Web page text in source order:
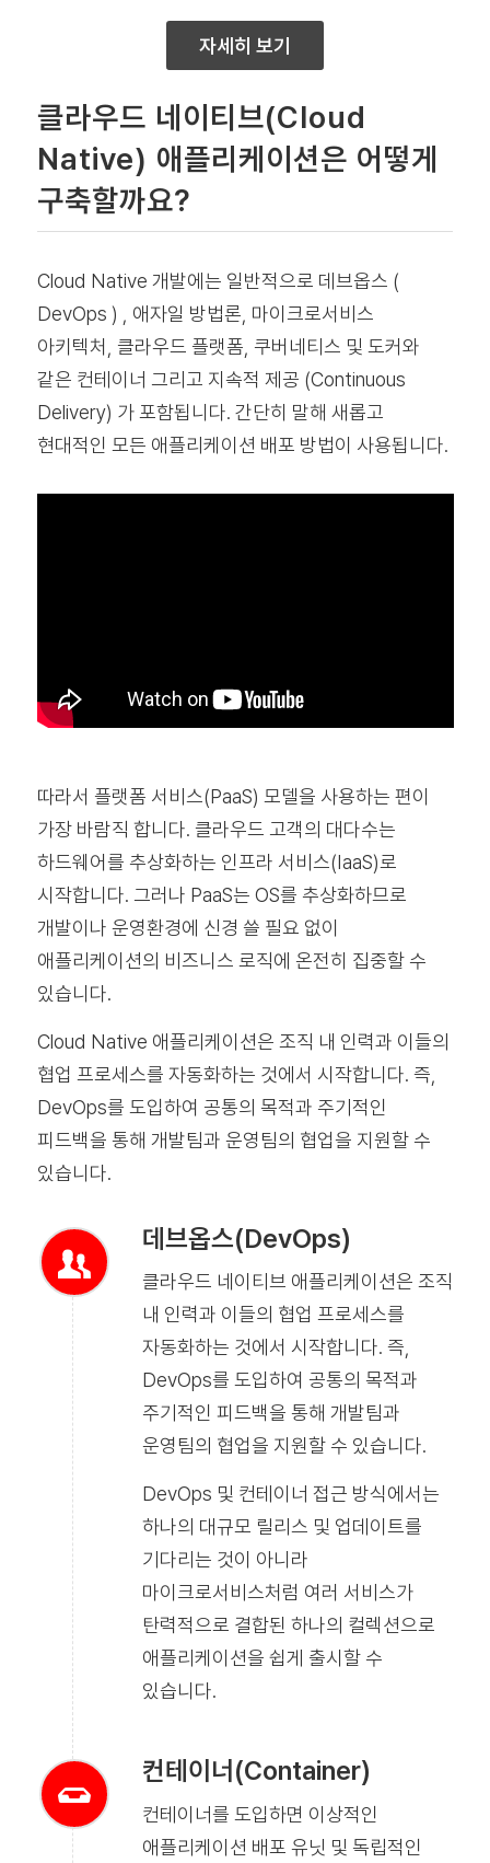
자세히 보기
클라우드 네이티브(Cloud
Native) 애플리케이션은 어떻게
구축할까요?
Cloud Native 개발에는 일반적으로 데브옵스 (
DevOps ) , 애자일 방법론, 마이크로서비스
아키텍처, 클라우드 플랫폼, 쿠버네티스 및 도커와
같은 컨테이너 그리고 지속적 제공 (Continuous
Delivery) 가 포함됩니다. 간단히 말해 새롭고
현대적인 모든 애플리케이션 배포 방법이 사용됩니다.
따라서 플랫폼 서비스(PaaS) 모델을 사용하는 편이
가장 바람직 합니다. 클라우드 고객의 대다수는
하드웨어를 추상화하는 인프라 서비스(IaaS)로
시작합니다. 그러나 PaaS는 OS를 추상화하므로
개발이나 운영환경에 신경 쓸 필요 없이
애플리케이션의 비즈니스 로직에 온전히 집중할 수
있습니다.
Cloud Native 애플리케이션은 조직 내 인력과 이들의
협업 프로세스를 자동화하는 것에서 시작합니다. 즉,
DevOps를 도입하여 공통의 목적과 주기적인
피드백을 통해 개발팀과 운영팀의 협업을 지원할 수
있습니다.
데브옵스(DevOps)
클라우드 네이티브 애플리케이션은 조직
내 인력과 이들의 협업 프로세스를
자동화하는 것에서 시작합니다. 즉,
DevOps를 도입하여 공통의 목적과
주기적인 피드백을 통해 개발팀과
운영팀의 협업을 지원할 수 있습니다.
DevOps 및 컨테이너 접근 방식에서는
하나의 대규모 릴리스 및 업데이트를
기다리는 것이 아니라
마이크로서비스처럼 여러 서비스가
탄력적으로 결합된 하나의 컬렉션으로
애플리케이션을 쉽게 출시할 수
있습니다.
컨테이너(Container)
컨테이너를 도입하면 이상적인
애플리케이션 배포 유닛 및 독립적인